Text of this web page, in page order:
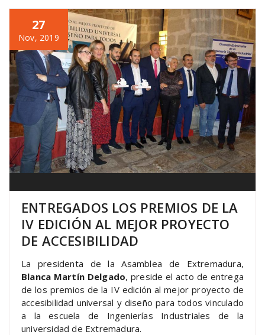
27
Nov, 2019
ENTREGADOS LOS PREMIOS DE LA
IV EDICIÓN AL MEJOR PROYECTO
DE ACCESIBILIDAD
La presidenta de la Asamblea de Extremadura,
Blanca Martín Delgado, preside el acto de entrega
de los premios de la IV edición al mejor proyecto de
accesibilidad universal y diseño para todos vinculado
a la escuela de Ingenierías Industriales de la
universidad de Extremadura.